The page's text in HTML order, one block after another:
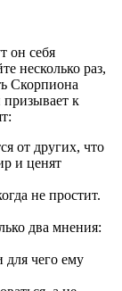
он себя
несколько раз,
Скорпиона
призывает к
от других, что
и ценят
не простит.
два мнения:
для чего ему